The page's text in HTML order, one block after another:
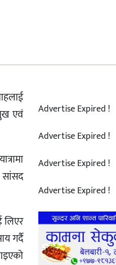
एवं
लिएर
गर्दै
Advertise Expired !
Advertise Expired !
Advertise Expired !
Advertise Expired !